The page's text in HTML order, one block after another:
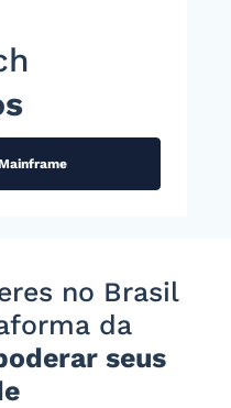
no Brasil
da
seus